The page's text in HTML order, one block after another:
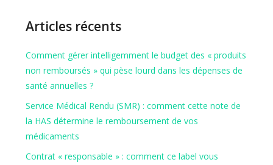
Articles récents
Comment gérer intelligemment le budget des « produits
non remboursés » qui pèse lourd dans les dépenses de
santé annuelles ?
Service Médical Rendu (SMR) : comment cette note de
la HAS détermine le remboursement de vos
médicaments
Contrat « responsable » : comment ce label vous